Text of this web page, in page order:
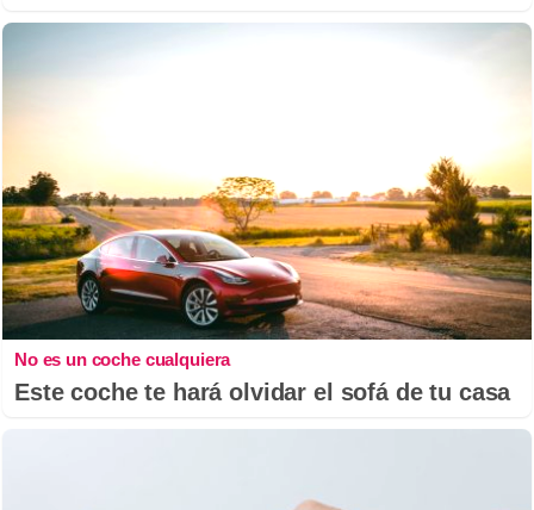
No es un coche cualquiera
Este coche te hará olvidar el sofá de tu casa